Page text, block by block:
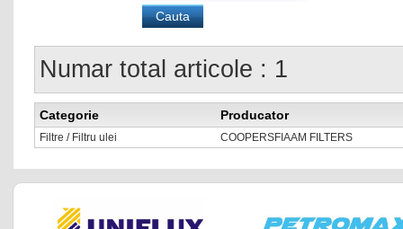
Numar total articole : 1
Categorie Producator
Filtre / Filtru ulei COOPERSFIAAM FILTERS